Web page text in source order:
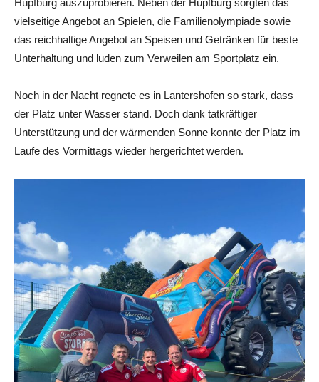
Hüpfburg auszuprobieren. Neben der Hüpfburg sorgten das
vielseitige Angebot an Spielen, die Familienolympiade sowie
das reichhaltige Angebot an Speisen und Getränken für beste
Unterhaltung und luden zum Verweilen am Sportplatz ein.
Noch in der Nacht regnete es in Lantershofen so stark, dass
der Platz unter Wasser stand. Doch dank tatkräftiger
Unterstützung und der wärmenden Sonne konnte der Platz im
Laufe des Vormittags wieder hergerichtet werden.